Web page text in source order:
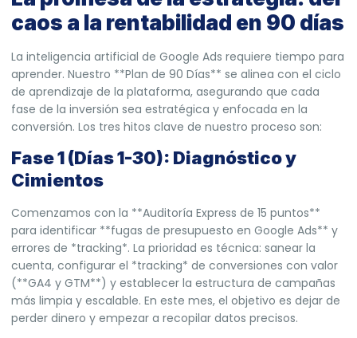
caos a la rentabilidad en 90 días
La inteligencia artificial de Google Ads requiere tiempo para
aprender. Nuestro **Plan de 90 Días** se alinea con el ciclo
de aprendizaje de la plataforma, asegurando que cada
fase de la inversión sea estratégica y enfocada en la
conversión. Los tres hitos clave de nuestro proceso son:
Fase 1 (Días 1-30): Diagnóstico y
Cimientos
Comenzamos con la **Auditoría Express de 15 puntos**
para identificar **fugas de presupuesto en Google Ads** y
errores de *tracking*. La prioridad es técnica: sanear la
cuenta, configurar el *tracking* de conversiones con valor
(**GA4 y GTM**) y establecer la estructura de campañas
más limpia y escalable. En este mes, el objetivo es dejar de
perder dinero y empezar a recopilar datos precisos.